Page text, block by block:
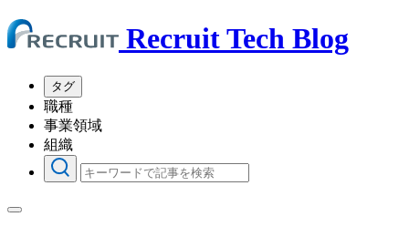
Recruit Tech Blog
タグ
職種
事業領域
組織